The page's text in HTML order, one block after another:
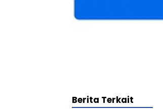
Berita Terkait